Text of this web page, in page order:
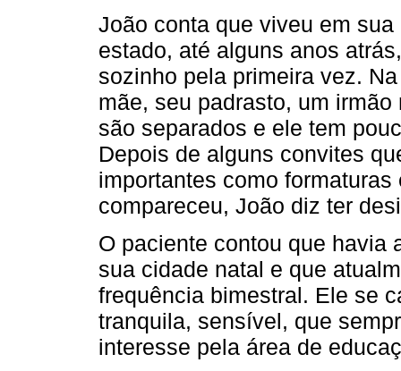
João conta que viveu em
estado, até alguns anos
sozinho pela primeira vez.
mãe, seu padrasto, um
são separados e ele tem
Depois de alguns convites
importantes como
compareceu, João diz ter
O paciente contou que havia
sua cidade natal e que
frequência bimestral. Ele se
tranquila, sensível, que
interesse pela área de